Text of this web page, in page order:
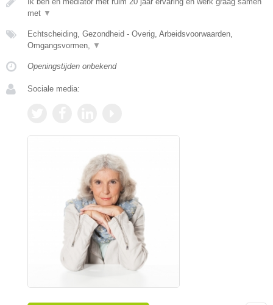
met ▼
Echtscheiding, Gezondheid - Overig, Arbeidsvoorwaarden,
Omgangsvormen,
▼
Openingstijden onbekend
Sociale media: